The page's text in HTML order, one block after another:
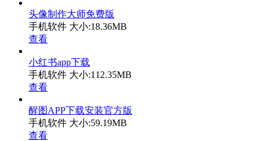
头像制作大师免费版
手机软件 大小:18.36MB
查看
小红书app下载
手机软件 大小:112.35MB
查看
醒图APP下载安装官方版
手机软件 大小:59.19MB
查看